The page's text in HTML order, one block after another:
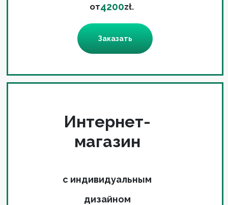
от4200zł.
Заказать
Интернет-
магазин
с индивидуальным
дизайном